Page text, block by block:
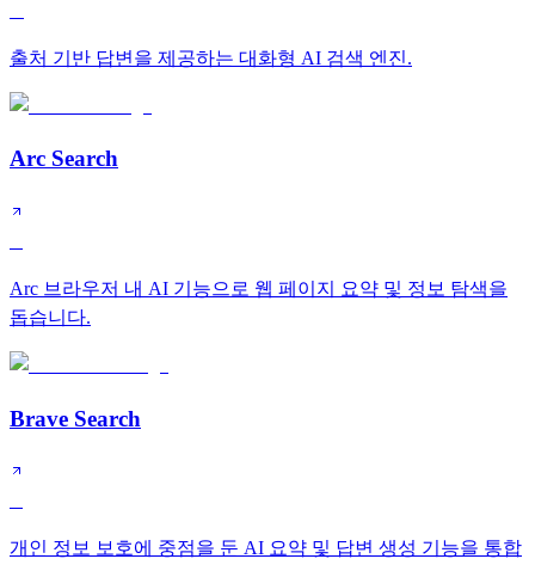
출처 기반 답변을 제공하는 대화형 AI 검색 엔진.
Arc Search
Arc 브라우저 내 AI 기능으로 웹 페이지 요약 및 정보 탐색을
돕습니다.
Brave Search
개인 정보 보호에 중점을 둔 AI 요약 및 답변 생성 기능을 통합